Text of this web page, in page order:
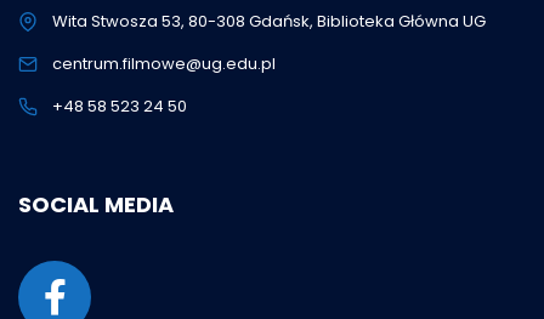
Wita Stwosza 53, 80-308 Gdańsk, Biblioteka Główna UG
centrum.filmowe@ug.edu.pl
+48 58 523 24 50
SOCIAL MEDIA